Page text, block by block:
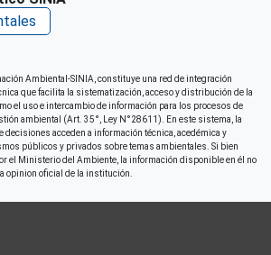
Ambiental-SINIA, constituye una red de integración
que facilita la sistematización, acceso y distribución de la
el uso e intercambio de información para los procesos de
ambiental (Art. 35°, Ley N°28611). En este sistema, la
decisiones acceden a información técnica, acedémica y
públicos y privados sobre temas ambientales. Si bien
el Ministerio del Ambiente, la información disponible en él no
opinion oficial de la institución.